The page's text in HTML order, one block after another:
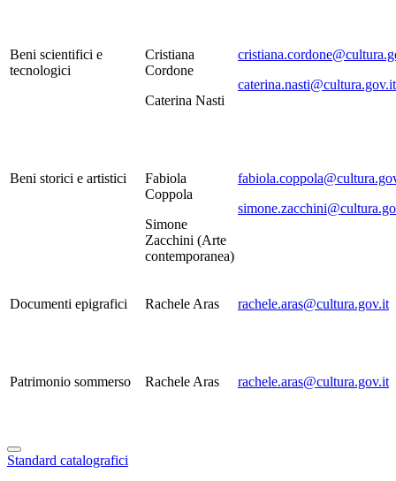
Beni scientifici e
tecnologici
Cristiana
Cordone
Caterina Nasti
caterina.nasti@cultura.gov.it
Beni storici e artistici
Fabiola
Coppola
Simone
Zacchini (Arte
contemporanea)
Documenti epigrafici Rachele Aras rachele.aras@cultura.gov.it
Patrimonio sommerso Rachele Aras rachele.aras@cultura.gov.it
Standard catalografici